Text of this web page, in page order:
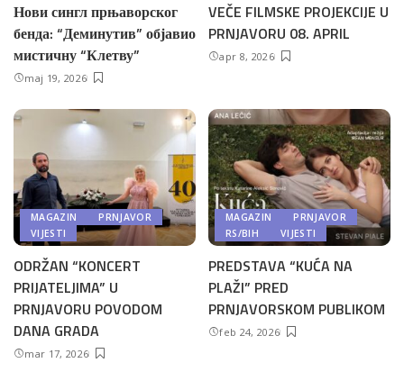
Нови сингл прњаворског
бенда: “Деминутив” објавио
мистичну “Клетву”
maj 19, 2026
VEČE FILMSKE PROJEKCIJE U
PRNJAVORU 08. APRIL
apr 8, 2026
MAGAZIN
PRNJAVOR
VIJESTI
ODRŽAN “KONCERT
PRIJATELJIMA” U
PRNJAVORU POVODOM
DANA GRADA
mar 17, 2026
MAGAZIN
PRNJAVOR
RS/BIH
VIJESTI
PREDSTAVA “KUĆA NA
PLAŽI” PRED
PRNJAVORSKOM PUBLIKOM
feb 24, 2026